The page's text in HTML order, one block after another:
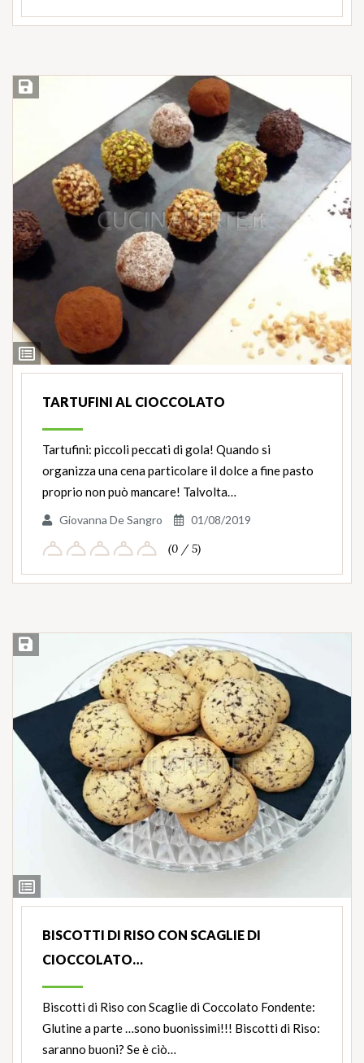
Ingredienti
Salva ricetta
TARTUFINI AL CIOCCOLATO
Tartufini: piccoli peccati di gola! Quando si
organizza una cena particolare il dolce a fine pasto
proprio non può mancare! Talvolta…
Giovanna De Sangro 01/08/2019
(0 / 5)
Ingredienti
Salva ricetta
BISCOTTI DI RISO CON SCAGLIE DI
CIOCCOLATO…
Biscotti di Riso con Scaglie di Coccolato Fondente:
Glutine a parte …sono buonissimi!!! Biscotti di Riso:
saranno buoni? Se è ciò…